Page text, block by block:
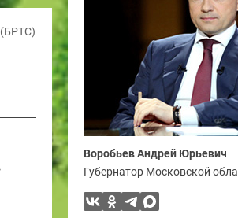
Воробьев Андрей Юрьевич
Губернатор Московской